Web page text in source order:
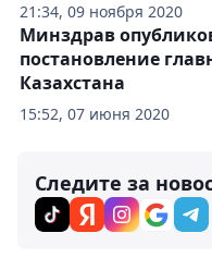
21:34, 09 ноября 2020
15:52, 07 июня 2020
Минздрав
постановление
Казахстана
Следите за